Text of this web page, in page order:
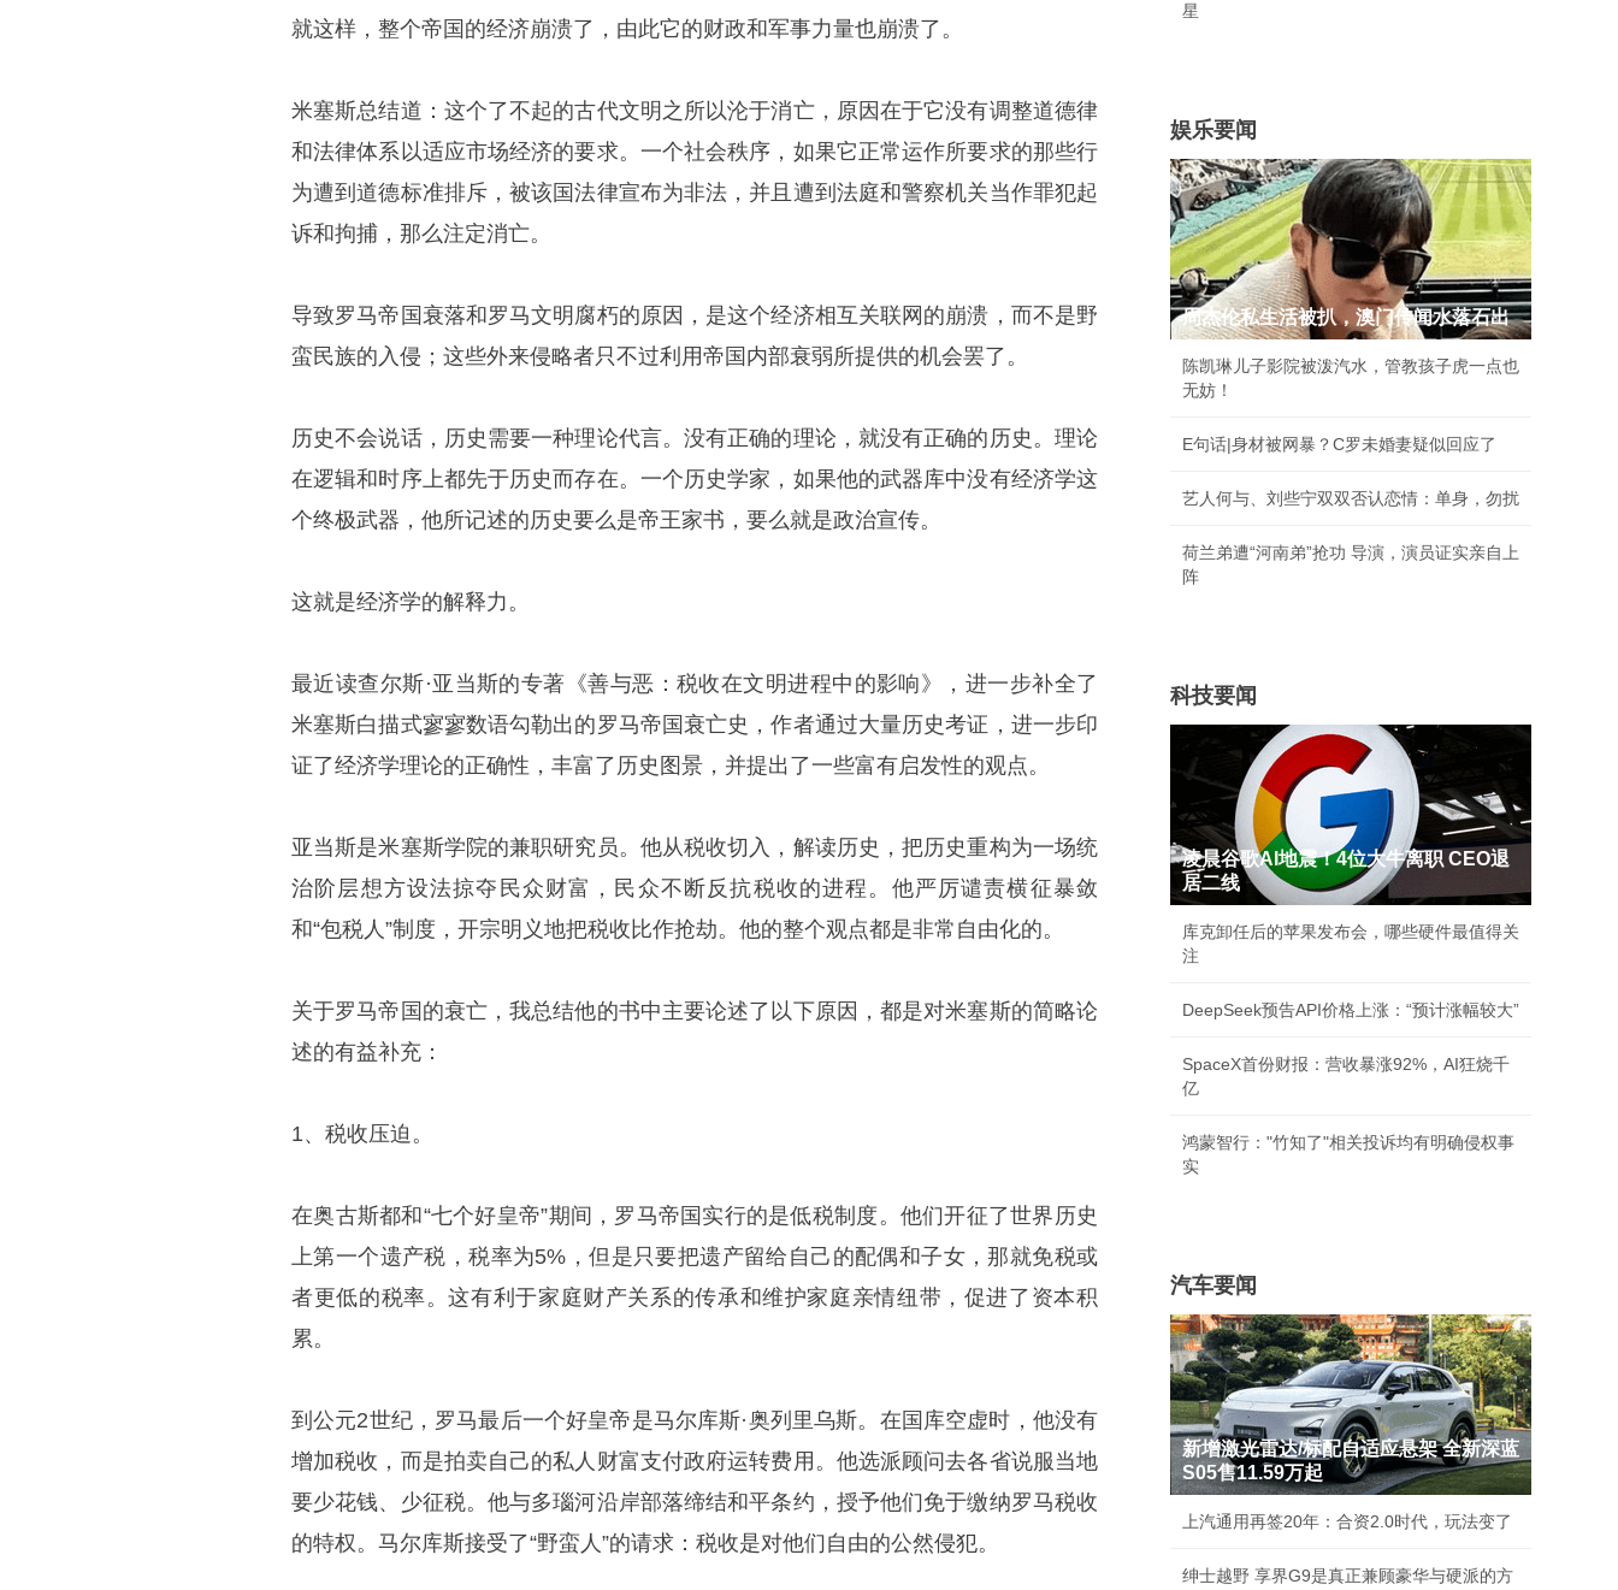
就这样，整个帝国的经济崩溃了，由此它的财政和军事力量也崩溃了。
米塞斯总结道：这个了不起的古代文明之所以沦于消亡，原因在于它没有调整道德律
和法律体系以适应市场经济的要求。一个社会秩序，如果它正常运作所要求的那些行
为遭到道德标准排斥，被该国法律宣布为非法，并且遭到法庭和警察机关当作罪犯起
诉和拘捕，那么注定消亡。
导致罗马帝国衰落和罗马文明腐朽的原因，是这个经济相互关联网的崩溃，而不是野
蛮民族的入侵；这些外来侵略者只不过利用帝国内部衰弱所提供的机会罢了。
历史不会说话，历史需要一种理论代言。没有正确的理论，就没有正确的历史。理论
在逻辑和时序上都先于历史而存在。一个历史学家，如果他的武器库中没有经济学这
个终极武器，他所记述的历史要么是帝王家书，要么就是政治宣传。
这就是经济学的解释力。
最近读查尔斯·亚当斯的专著《善与恶：税收在文明进程中的影响》，进一步补全了
米塞斯白描式寥寥数语勾勒出的罗马帝国衰亡史，作者通过大量历史考证，进一步印
证了经济学理论的正确性，丰富了历史图景，并提出了一些富有启发性的观点。
亚当斯是米塞斯学院的兼职研究员。他从税收切入，解读历史，把历史重构为一场统
治阶层想方设法掠夺民众财富，民众不断反抗税收的进程。他严厉谴责横征暴敛
和“包税人”制度，开宗明义地把税收比作抢劫。他的整个观点都是非常自由化的。
关于罗马帝国的衰亡，我总结他的书中主要论述了以下原因，都是对米塞斯的简略论
述的有益补充：
1、税收压迫。
在奥古斯都和“七个好皇帝”期间，罗马帝国实行的是低税制度。他们开征了世界历史
上第一个遗产税，税率为5%，但是只要把遗产留给自己的配偶和子女，那就免税或
者更低的税率。这有利于家庭财产关系的传承和维护家庭亲情纽带，促进了资本积
累。
到公元2世纪，罗马最后一个好皇帝是马尔库斯·奥列里乌斯。在国库空虚时，他没有
增加税收，而是拍卖自己的私人财富支付政府运转费用。他选派顾问去各省说服当地
要少花钱、少征税。他与多瑙河沿岸部落缔结和平条约，授予他们免于缴纳罗马税收
的特权。马尔库斯接受了“野蛮人”的请求：税收是对他们自由的公然侵犯。
星
娱乐要闻
周杰伦私生活被扒，澳门传闻水落石出
陈凯琳儿子影院被泼汽水，管教孩子虎一点也
无妨！
E句话|身材被网暴？C罗未婚妻疑似回应了
艺人何与、刘些宁双双否认恋情：单身，勿扰
荷兰弟遭“河南弟”抢功 导演，演员证实亲自上
阵
科技要闻
凌晨谷歌AI地震！4位大牛离职 CEO退
居二线
库克卸任后的苹果发布会，哪些硬件最值得关
注
DeepSeek预告API价格上涨：“预计涨幅较大”
SpaceX首份财报：营收暴涨92%，AI狂烧千
亿
鸿蒙智行："竹知了"相关投诉均有明确侵权事
实
汽车要闻
新增激光雷达/标配自适应悬架 全新深蓝
S05售11.59万起
上汽通用再签20年：合资2.0时代，玩法变了
绅士越野 享界G9是真正兼顾豪华与硬派的方